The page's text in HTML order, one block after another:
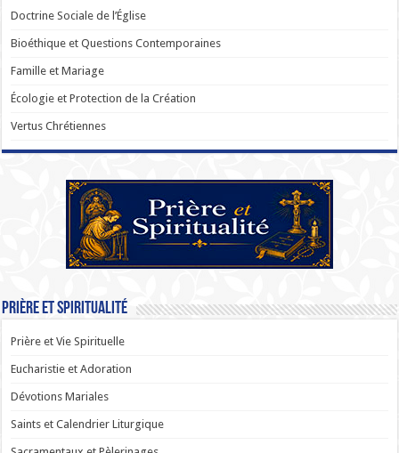
Doctrine Sociale de l’Église
Bioéthique et Questions Contemporaines
Famille et Mariage
Écologie et Protection de la Création
Vertus Chrétiennes
Prière et Spiritualité
Prière et Vie Spirituelle
Eucharistie et Adoration
Dévotions Mariales
Saints et Calendrier Liturgique